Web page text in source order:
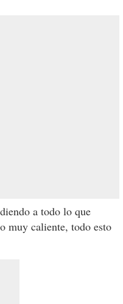
a todo lo que
muy caliente, todo esto